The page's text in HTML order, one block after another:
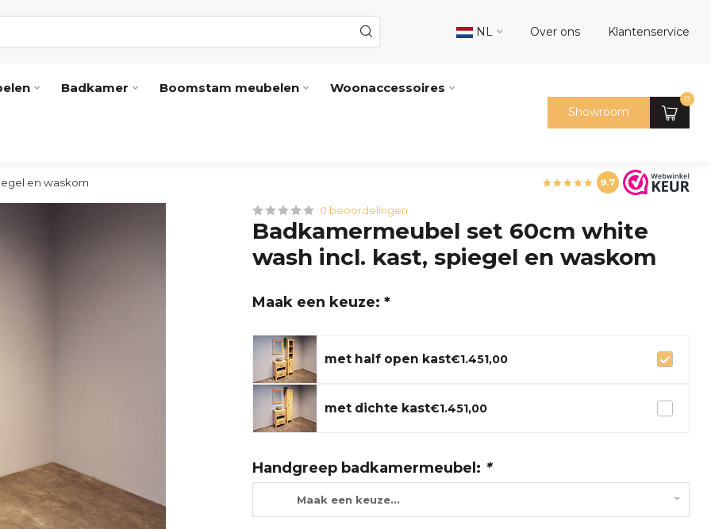
NL Over ons Klantenservice
Badkamer Boomstam meubelen Woonaccessoires
Showroom
0
en waskom 9.7
0 beoordelingen
Badkamermeubel set 60cm white
wash incl. kast, spiegel en waskom
Maak een keuze: *
met half open kast€1.451,00
met dichte kast€1.451,00
Handgreep badkamermeubel: *
Maak een keuze...